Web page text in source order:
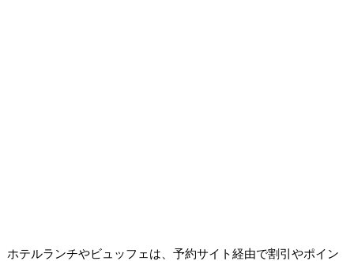
ホテルランチやビュッフェは、予約サイト経由で割引やポイン